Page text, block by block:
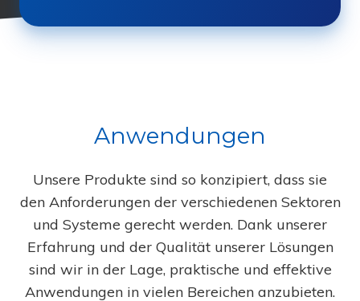
Anwendungen
Unsere Produkte sind so konzipiert, dass sie
den Anforderungen der verschiedenen Sektoren
und Systeme gerecht werden. Dank unserer
Erfahrung und der Qualität unserer Lösungen
sind wir in der Lage, praktische und effektive
Anwendungen in vielen Bereichen anzubieten.